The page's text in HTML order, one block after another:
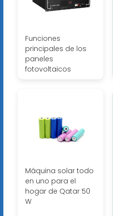
Funciones
principales de los
paneles
fotovoltaicos
Máquina solar todo
en uno para el
hogar de Qatar 50
W